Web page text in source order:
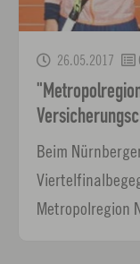
26.05.2017
Beim
Metropolregion